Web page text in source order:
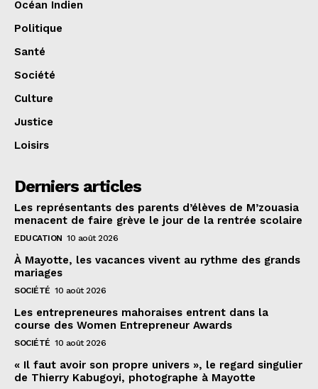
Océan Indien
Politique
Santé
Société
Culture
Justice
Loisirs
Derniers articles
Les représentants des parents d’élèves de M’zouasia
menacent de faire grève le jour de la rentrée scolaire
EDUCATION 10 août 2026
À Mayotte, les vacances vivent au rythme des grands
mariages
SOCIÉTÉ 10 août 2026
Les entrepreneures mahoraises entrent dans la
course des Women Entrepreneur Awards
SOCIÉTÉ 10 août 2026
« Il faut avoir son propre univers », le regard singulier
de Thierry Kabugoyi, photographe à Mayotte